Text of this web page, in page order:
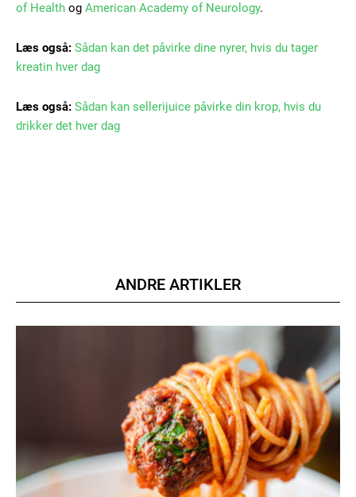
Member full access
Ut mollis pellentesque tortor
Nullam eu erat condimentum
Donec quis est ac felis
YEARLY PRICING MONTHLY PRICING
of Health og American Academy of Neurology.
Læs også: Sådan kan det påvirke dine nyrer, hvis du tager
kreatin hver dag
Læs også: Sådan kan sellerijuice påvirke din krop, hvis du
drikker det hver dag
ANDRE ARTIKLER